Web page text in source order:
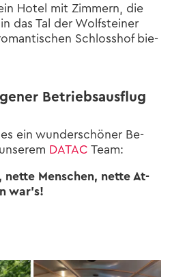
Hotel mit Zim­mern, die
das Tal der Wolfs­tei­ner
Schloss­hof bie­
Be­triebs­aus­flug
ein wun­der­schö­ner Be­
DATAC Team:
nette Men­schen, nette At­
war’s!